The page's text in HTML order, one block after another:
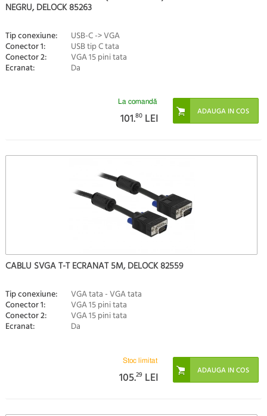
NEGRU, DELOCK 85263
Tip conexiune: USB-C -> VGA
Conector 1: USB tip C tata
Conector 2: VGA 15 pini tata
Ecranat: Da
La comandă
101.80 LEI
CABLU SVGA T-T ECRANAT 5M, DELOCK 82559
Tip conexiune: VGA tata - VGA tata
Conector 1: VGA 15 pini tata
Conector 2: VGA 15 pini tata
Ecranat: Da
Stoc limitat
105.29 LEI